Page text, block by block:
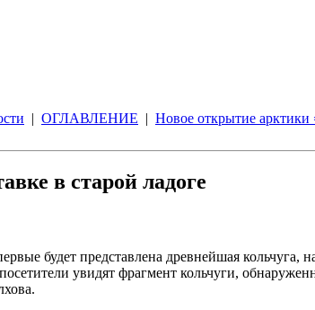
| ОГЛАВЛЕНИЕ | Новое открытие
в старой ладоге
будет представлена древнейшая
увидят фрагмент кольчуги,